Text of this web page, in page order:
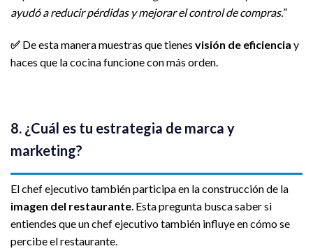
ayudó a reducir pérdidas y mejorar el control de compras.”
✅ De esta manera muestras que tienes visión de eficiencia y
haces que la cocina funcione con más orden.
8. ¿Cuál es tu estrategia de marca y
marketing?
El chef ejecutivo también participa en la construcción de la
imagen del restaurante . Esta pregunta busca saber si
entiendes que un chef ejecutivo también influye en cómo se
percibe el restaurante.